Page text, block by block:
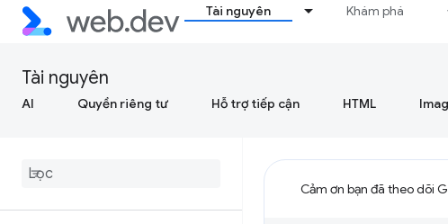
Tài nguyên Khám phá
Tài nguyên
AI Quyền riêng tư Hỗ trợ tiếp cận HTML
Cảm ơn bạn đã theo dõi